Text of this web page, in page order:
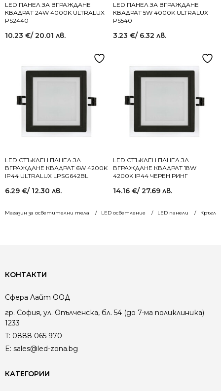
Магазин за осветителни тела LED осветление LED панели
LED ПАНЕЛ ЗА ВГРАЖДАНЕ
КВАДРАТ 24W 4000K ULTRALUX
PS2440
10.23 €/ 20.01 лв.
LED ПАНЕЛ ЗА ВГРАЖДАНЕ
КВАДРАТ 5W 4000K ULTRALUX
PS540
3.23 €/ 6.32 лв.
LED СТЪКЛЕН ПАНЕЛ ЗА
ВГРАЖДАНЕ КВАДРАТ 6W 4200K
IP44 ULTRALUX LPSG642BL
6.29 €/ 12.30 лв.
LED СТЪКЛЕН ПАНЕЛ ЗА
ВГРАЖДАНЕ КВАДРАТ 18W
4200K IP44 ЧЕРЕН РИНГ
14.16 €/ 27.69 лв.
КОНТАКТИ
Сфера Лайт ООД
гр. София, ул. Опълченска, бл. 54 (до 7-ма поликлиника)
1233
T: 0888 065 970
E: sales@led-zona.bg
КАТЕГОРИИ